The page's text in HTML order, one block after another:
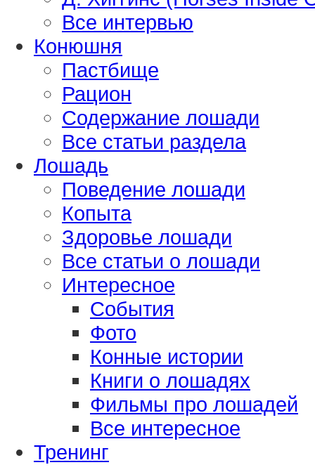
Все интервью
Конюшня
Пастбище
Рацион
Содержание лошади
Все статьи раздела
Лошадь
Поведение лошади
Копыта
Здоровье лошади
Все статьи о лошади
Интересное
События
Фото
Конные истории
Книги о лошадях
Фильмы про лошадей
Все интересное
Тренинг